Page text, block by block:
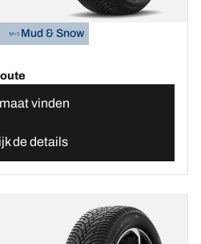
Mud & Snow
vinden
de details